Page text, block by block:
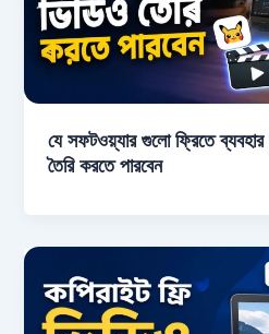
যে সফটওয়্যার গুলো ফ্রিতে ব্যবহার
তৈরি করতে পারবেন